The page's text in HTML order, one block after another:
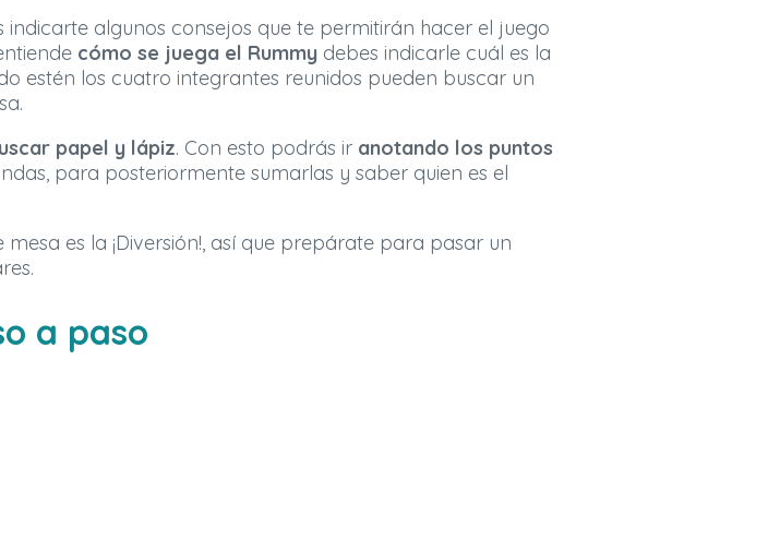
algunos consejos que te permitirán hacer el juego
cómo se juega el Rummy debes indicarle cuál es la
estén los cuatro integrantes reunidos pueden buscar un
papel y lápiz. Con esto podrás ir anotando los puntos
para posteriormente sumarlas y saber quien es el
es la ¡Diversión!, así que prepárate para pasar un
a paso